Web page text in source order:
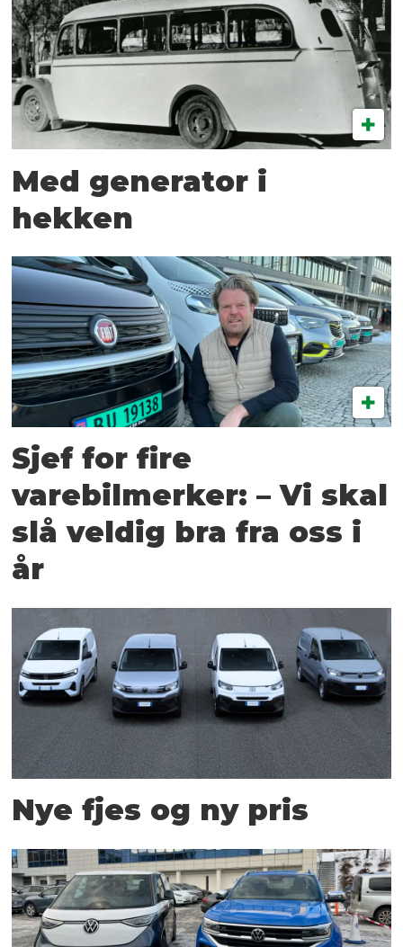
Med generator i
hekken
Sjef for fire
varebilmerker: – Vi skal
slå veldig bra fra oss i
år
Nye fjes og ny pris